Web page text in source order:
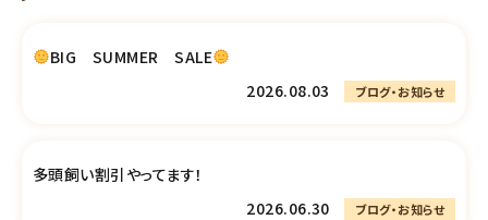
BIG SUMMER SALE
2026.08.03
ブログ・お知らせ
多頭飼い割引やってます！
2026.06.30
ブログ・お知らせ